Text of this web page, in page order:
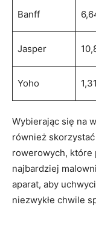
Banff
Jasper
Yoho
Wybierając ⁣się na​
również
rowerowych, które
najbardziej​
aparat, ​aby
niezwykłe chwile